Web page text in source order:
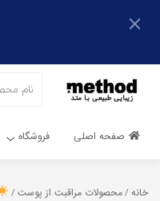
صفحه اصلی فروشگاه
اشتراک گذاری
با استفاده از روش‌های زیر
به اشتراک بگذارید.
خانه /محصولات مراقبت از پوست /
با استفاده از روش‌های زیر